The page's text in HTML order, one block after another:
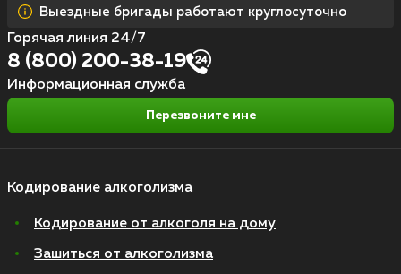
Кодирование алкоголизма
Кодирование от алкоголя на дому
Зашиться от алкоголизма
Выездные бригады работают круглосуточно
Горячая линия 24/7
8 (800) 200-38-19
Информационная служба
Перезвоните мне